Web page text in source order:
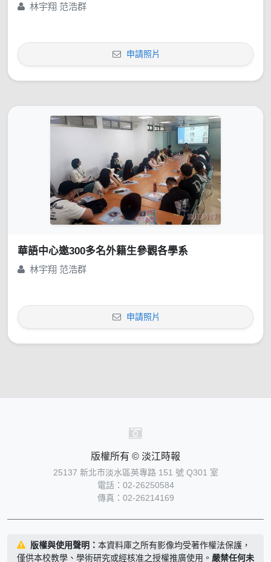
林宇翔 范浩群
申請照片
華語中心邀300多名外籍生參觀各學系
林宇翔 范浩群
申請照片
版權所有 © 淡江時報
25137 新北市淡水區英專路 151 號 Q301 室
電話：02-26250584
傳真：02-26214169
版權與使用聲明： 本資料庫之所有影像均受著作權法保護，
僅供本校教學、學術研究或經核准之授權推廣使用。 嚴禁任何未